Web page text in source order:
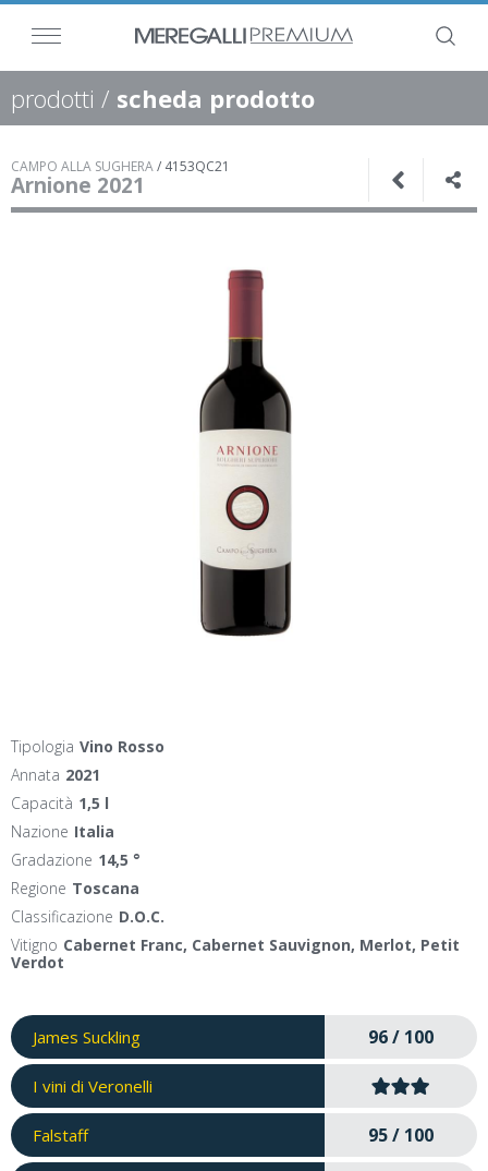
prodotti / scheda prodotto
CAMPO ALLA SUGHERA/ 4153QC21
Arnione 2021
Tipologia Vino Rosso
Annata 2021
Capacità 1,5 l
Nazione Italia
Gradazione 14,5 °
Regione Toscana
Classificazione D.O.C.
Vitigno Cabernet Franc, Cabernet Sauvignon, Merlot, Petit
Verdot
James Suckling 96 / 100
I vini di Veronelli
Falstaff 95 / 100